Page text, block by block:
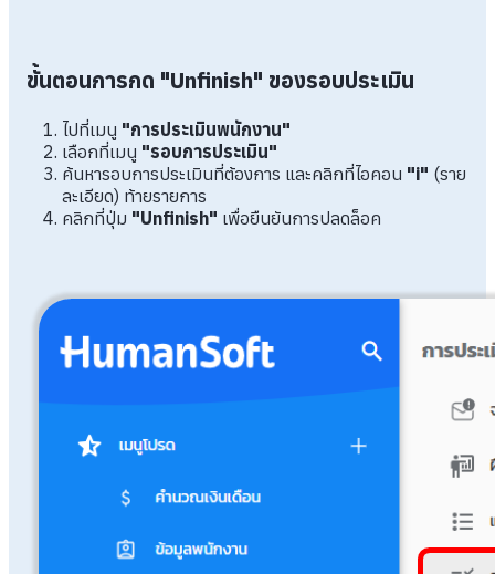
ขั้นตอนการกด "Unfinish" ของรอบประเมิน
ไปที่เมนู "การประเมินพนักงาน"
เลือกที่เมนู "รอบการประเมิน"
ค้นหารอบการประเมินที่ต้องการ และคลิกที่ไอคอน "i" (ราย
ละเอียด) ท้ายรายการ
คลิกที่ปุ่ม "Unfinish" เพื่อยืนยันการปลดล็อค